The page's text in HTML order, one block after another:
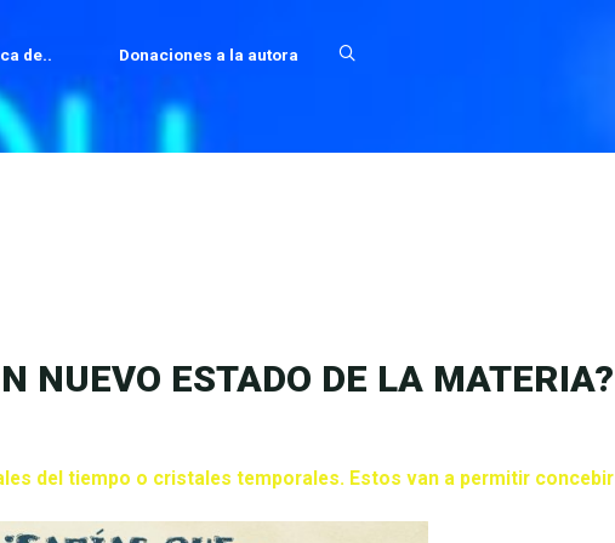
de.. Donaciones a la autora
NUEVO ESTADO DE LA MATERIA?
del tiempo o cristales temporales. Estos van a permitir concebir